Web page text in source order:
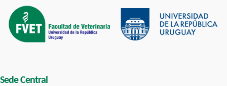
Sede Central